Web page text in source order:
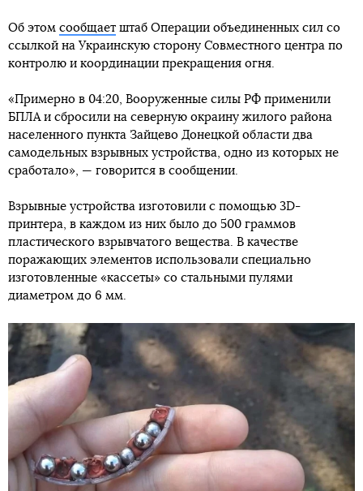
Об этом сообщает штаб Операции объединенных сил со
ссылкой на Украинскую сторону Совместного центра по
контролю и координации прекращения огня.
«Примерно в 04:20, Вооруженные силы РФ применили
БПЛА и сбросили на северную окраину жилого района
населенного пункта Зайцево Донецкой области два
самодельных взрывных устройства, одно из которых не
сработало», — говорится в сообщении.
Взрывные устройства изготовили с помощью 3D-
принтера, в каждом из них было до 500 граммов
пластического взрывчатого вещества. В качестве
поражающих элементов использовали специально
изготовленные «кассеты» со стальными пулями
диаметром до 6 мм.